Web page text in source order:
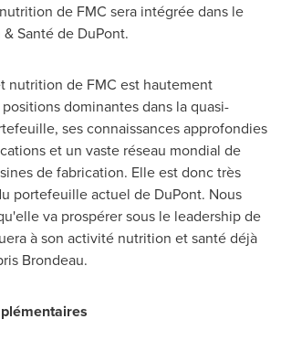
de FMC sera intégrée dans le
Santé de DuPont.
nutrition de FMC est hautement
dominantes dans la quasi-
ses connaissances approfondies
et un vaste réseau mondial de
de fabrication. Elle est donc très
portefeuille actuel de DuPont. Nous
va prospérer sous le leadership de
à son activité nutrition et santé déjà
Brondeau.